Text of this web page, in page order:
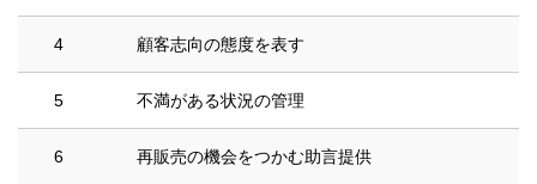
4 顧客志向の態度を表す
5 不満がある状況の管理
6 再販売の機会をつかむ助言提供